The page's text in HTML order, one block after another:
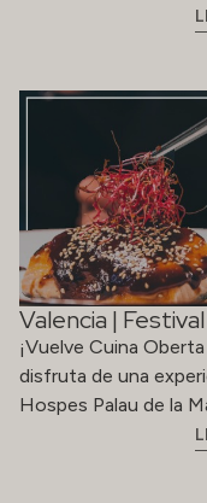
Valencia |
¡Vuelve Cuina
disfruta de una
Hospes Palau de la